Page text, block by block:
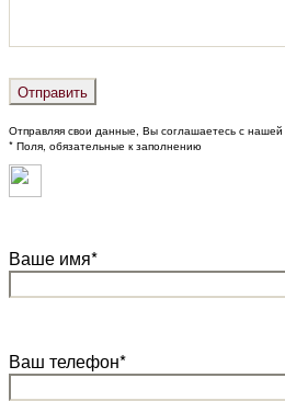
Отправляя свои данные, Вы соглашаетесь с нашей
* Поля, обязательные к заполнению
Ваше имя*
Ваш телефон*